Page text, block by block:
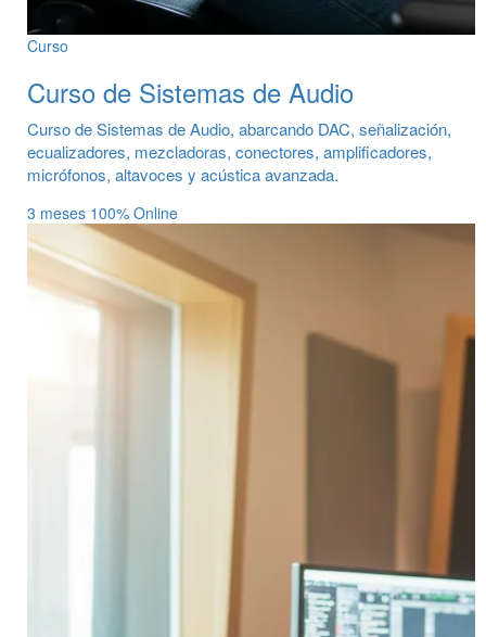
Curso
Curso de Sistemas de Audio
Curso de Sistemas de Audio, abarcando DAC, señalización,
ecualizadores, mezcladoras, conectores, amplificadores,
micrófonos, altavoces y acústica avanzada.
3 meses 100% Online